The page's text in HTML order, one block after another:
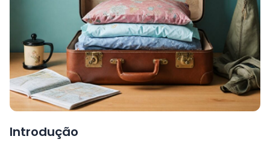
Introdução